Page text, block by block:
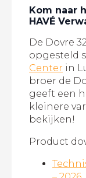
Kom naar
HAVÉ
De Dovre
opgesteld
Center in
broer de
geeft een
kleinere
bekijken!
Product